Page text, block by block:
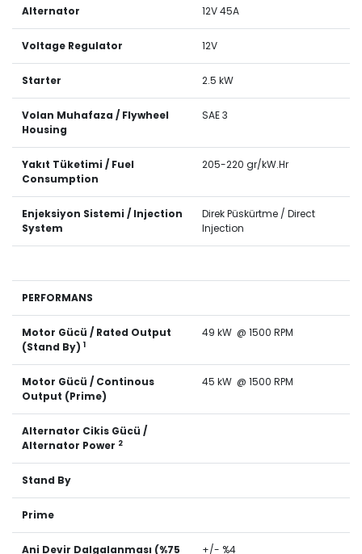
Alternator 12V 45A
Voltage Regulator 12V
Starter 2.5 kW
Volan Muhafaza / Flywheel
Housing
SAE 3
Yakıt Tüketimi / Fuel
Consumption
205-220 gr/kW.Hr
Enjeksiyon Sistemi / Injection
System
Direk Püskürtme / Direct
Injection
PERFORMANS
Motor Gücü / Rated Output
(Stand By) 1
49 kW @ 1500 RPM
Motor Gücü / Continous
Output (Prime)
45 kW @ 1500 RPM
Alternator Cikis Gücü /
Alternator Power 2
Stand By
Prime
Ani Devir Dalgalanması (%75 +/- %4